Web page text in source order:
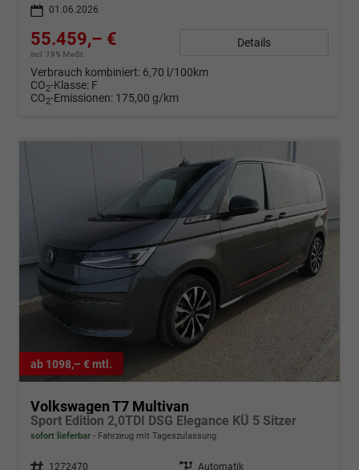
01.06.2026
55.459,– €
incl. 19% MwSt.
Details
Verbrauch kombiniert: 6,70 l/100km
CO2-Klasse: F
CO2-Emissionen: 175,00 g/km
ab 1098,– € mtl.
Volkswagen T7 Multivan
Sport Edition 2,0TDI DSG Elegance KÜ 5 Sitzer
sofort lieferbar Fahrzeug mit Tageszulassung
Fahrzeugnr. 1272470 Getriebe Automatik